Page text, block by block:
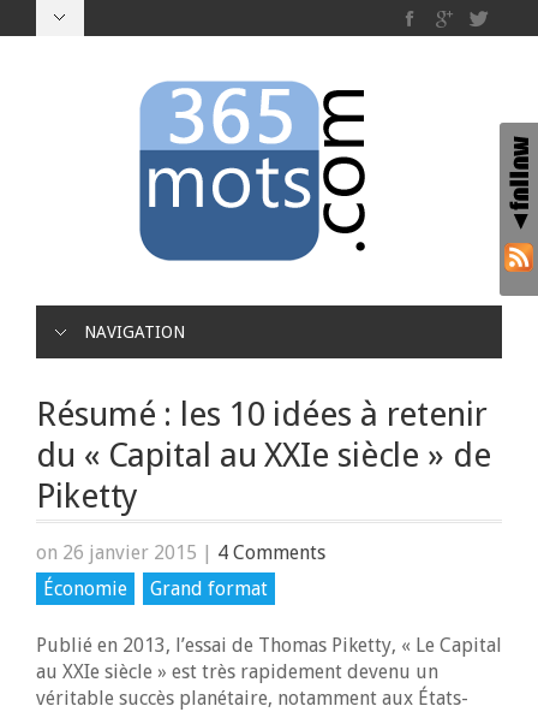
NAVIGATION
Résumé : les 10 idées à retenir
du « Capital au XXIe siècle » de
Piketty
on 26 janvier 2015 | 4 Comments
Économie
Grand format
Publié en 2013, l’essai de Thomas Piketty, « Le Capital
au XXIe siècle » est très rapidement devenu un
véritable succès planétaire, notamment aux États-